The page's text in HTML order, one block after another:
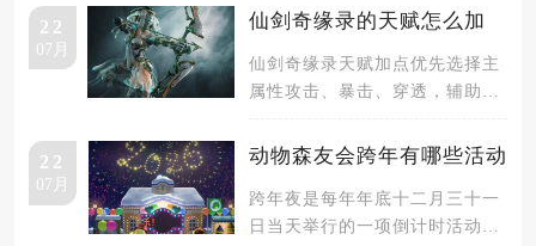
22
07月
仙剑奇缘录的天赋怎么加
仙剑奇缘录天赋加点优先选择主
属性攻击、暴击、穿透，辅助选
存，是最
22
07月
动物森友会跨年有哪些活动
跨年夜是每年年底十二月三十一
日当天举行的一项倒计时活动，